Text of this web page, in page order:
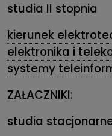
studia II stopnia
kierunek
elektronika i
systemy
ZAŁACZNIKI:
studia